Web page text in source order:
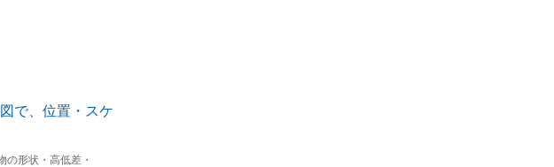
形状・高低差・